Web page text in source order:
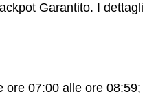
Garantito. I dettagli
ore 07:00 alle ore 08:59;